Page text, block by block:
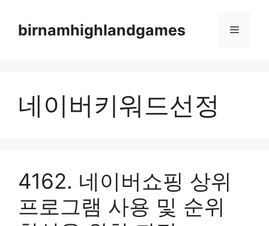
contentbirnamhighlandgames Menu
네이버키워드선정
4162. 네이버쇼핑 상위
프로그램 사용 및 순위